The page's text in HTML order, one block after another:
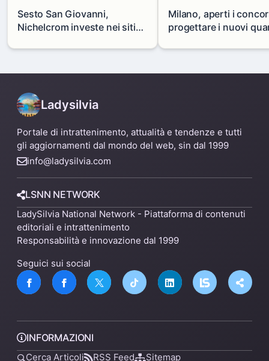
Sesto San Giovanni,
Nichelcrom investe nei siti
capannone per fare spazio a
Milano, aperti i
progettare i nuovi
Mare
Ladysilvia
Portale di intrattenimento, attualità e tendenze e tutti
gli aggiornamenti dal mondo del web, sin dal 1999
info@ladysilvia.com
LSNN NETWORK
LadySilvia National Network - Piattaforma di contenuti
editoriali e intrattenimento
Responsabilità e innovazione dal 1999
Seguici sui social
INFORMAZIONI
Cerca Articoli RSS Feed Sitemap